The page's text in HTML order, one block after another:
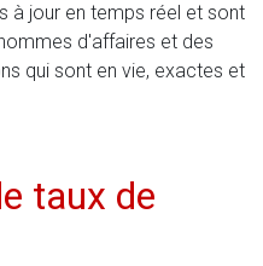
à jour en temps réel et sont
d'affaires et des
qui sont en vie, exactes et
taux de